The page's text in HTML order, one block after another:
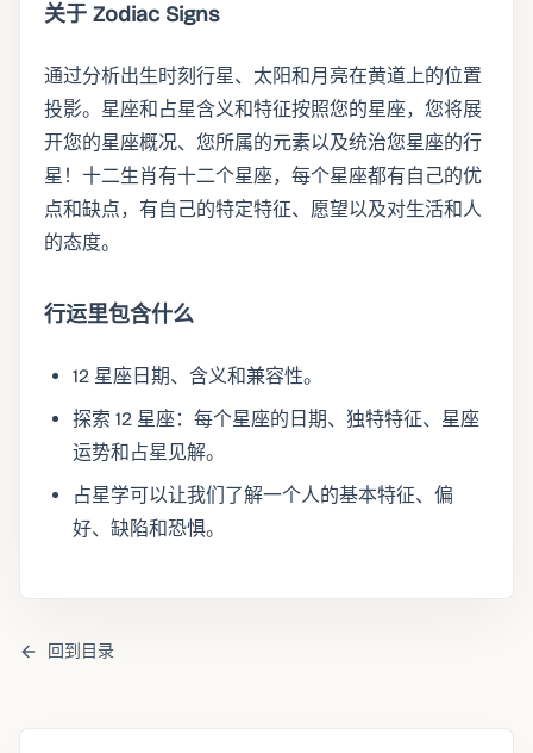
关于 Zodiac Signs
通过分析出生时刻行星、太阳和月亮在黄道上的位置
投影。星座和占星含义和特征按照您的星座，您将展
开您的星座概况、您所属的元素以及统治您星座的行
星！十二生肖有十二个星座，每个星座都有自己的优
点和缺点，有自己的特定特征、愿望以及对生活和人
的态度。
行运里包含什么
12 星座日期、含义和兼容性。
探索 12 星座：每个星座的日期、独特特征、星座
运势和占星见解。
占星学可以让我们了解一个人的基本特征、偏
好、缺陷和恐惧。
回到目录